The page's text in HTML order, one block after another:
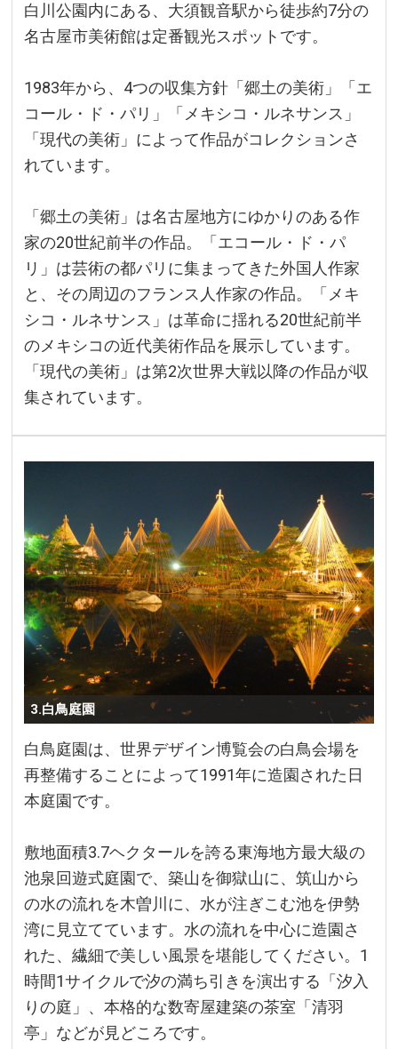
白川公園内にある、大須観音駅から徒歩約7分の
名古屋市美術館は定番観光スポットです。
1983年から、4つの収集方針「郷土の美術」「エ
コール・ド・パリ」「メキシコ・ルネサンス」
「現代の美術」によって作品がコレクションさ
れています。
「郷土の美術」は名古屋地方にゆかりのある作
家の20世紀前半の作品。「エコール・ド・パ
リ」は芸術の都パリに集まってきた外国人作家
と、その周辺のフランス人作家の作品。「メキ
シコ・ルネサンス」は革命に揺れる20世紀前半
のメキシコの近代美術作品を展示しています。
「現代の美術」は第2次世界大戦以降の作品が収
集されています。
3.白鳥庭園
白鳥庭園は、世界デザイン博覧会の白鳥会場を
再整備することによって1991年に造園された日
本庭園です。
敷地面積3.7ヘクタールを誇る東海地方最大級の
池泉回遊式庭園で、築山を御獄山に、筑山から
の水の流れを木曽川に、水が注ぎこむ池を伊勢
湾に見立てています。水の流れを中心に造園さ
れた、繊細で美しい風景を堪能してください。1
時間1サイクルで汐の満ち引きを演出する「汐入
りの庭」、本格的な数寄屋建築の茶室「清羽
亭」などが見どころです。